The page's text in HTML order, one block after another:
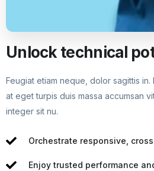
Unlock technical
Feugiat etiam neque, dolor sagittis in.
at eget turpis duis massa accumsan
integer sit nu.
Orchestrate responsive,
Enjoy trusted performance